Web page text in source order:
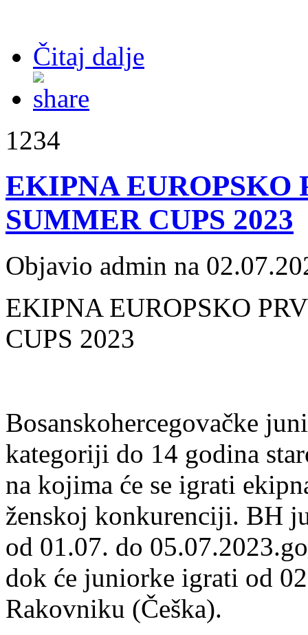
Čitaj dalje
1234
EKIPNA EUROPSKO
SUMMER CUPS 2023
Objavio admin na
EKIPNA EUROPSKO
CUPS 2023
Bosanskohercegovačke
kategoriji do 14 godina
na kojima će se igrati
ženskoj konkurenciji. BH
od 01.07. do
dok će juniorke igrati od
Rakovniku (Češka).